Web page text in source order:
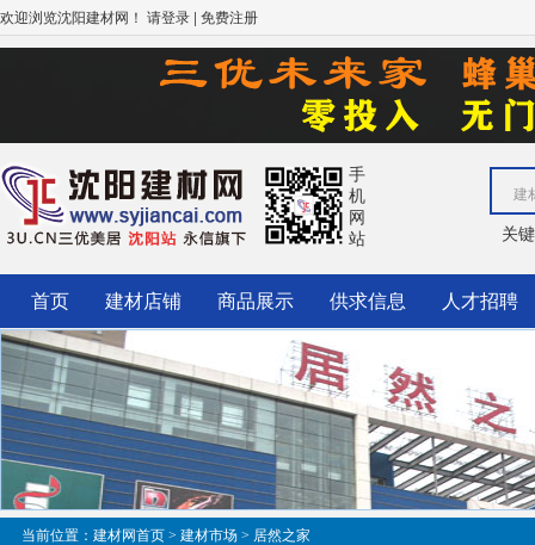
欢迎浏览沈阳建材网！ 请登录 | 免费注册
手
机
网
站
建
关
首页 建材店铺 商品展示 供求信息 人才招聘
当前位置： 建材网首页 > 建材市场 > 居然之家